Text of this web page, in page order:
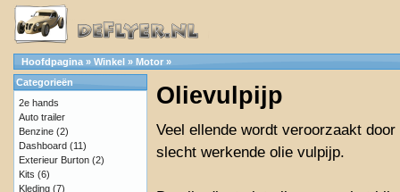
Hoofdpagina » Winkel » Motor »
Olievulpijp
Veel ellende wordt veroorzaakt
slecht werkende olie vulpijp.
Categorieën
2e hands
Auto trailer
Benzine (2)
Dashboard (11)
Exterieur Burton (2)
Kits (6)
Kleding (7)